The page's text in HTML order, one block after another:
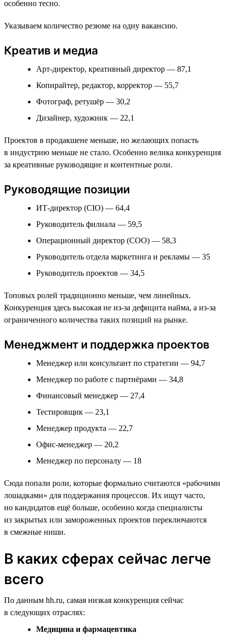
особенно тесно.
Указываем количество резюме на одну вакансию.
Креатив и медиа
Арт-директор, креативный директор — 87,1
Копирайтер, редактор, корректор — 55,7
Фотограф, ретушёр — 30,2
Дизайнер, художник — 22,1
Проектов в продакшене меньше, но желающих попасть
в индустрию меньше не стало. Особенно велика конкуренция
за креативные руководящие и контентные роли.
Руководящие позиции
ИТ-директор (CIO) — 64,4
Руководитель филиала — 59,5
Операционный директор (COO) — 58,3
Руководитель отдела маркетинга и рекламы — 35
Руководитель проектов — 34,5
Топовых ролей традиционно меньше, чем линейных.
Конкуренция здесь высокая не из-за дефицита найма, а из-за
ограниченного количества таких позиций на рынке.
Менеджмент и поддержка проектов
Менеджер или консультант по стратегии — 94,7
Менеджер по работе с партнёрами — 34,8
Финансовый менеджер — 27,4
Тестировщик — 23,1
Менеджер продукта — 22,7
Офис-менеджер — 20,2
Менеджер по персоналу — 18
Сюда попали роли, которые формально считаются «рабочими
лошадками» для поддержания процессов. Их ищут часто,
но кандидатов ещё больше, особенно когда специалисты
из закрытых или замороженных проектов переключаются
в смежные ниши.
В каких сферах сейчас легче
всего
По данным hh.ru, самая низкая конкуренция сейчас
в следующих отраслях:
Медицина и фармацевтика